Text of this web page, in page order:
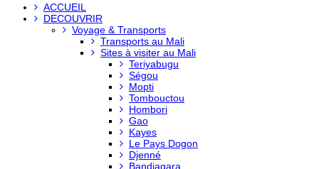
ACCUEIL
DECOUVRIR
Voyage & Transports
Transports au Mali
Sites à visiter au Mali
Teriyabugu
Ségou
Mopti
Tombouctou
Hombori
Gao
Kayes
Le Pays Dogon
Djenné
Bandiagara